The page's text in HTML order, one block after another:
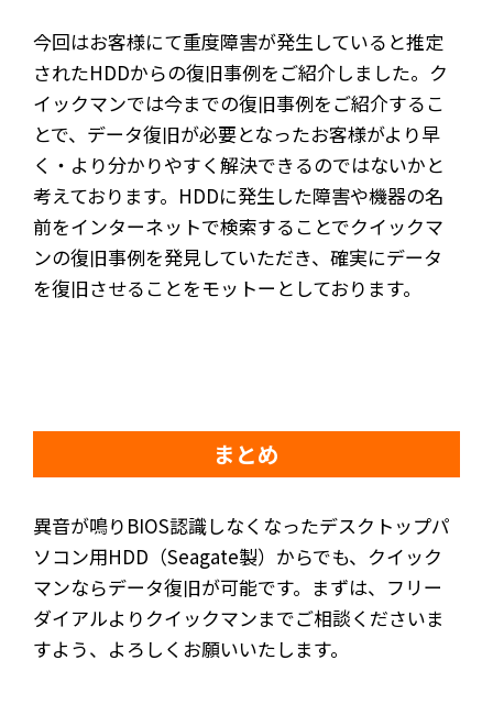
今回はお客様にて重度障害が発生していると推定
されたHDDからの復旧事例をご紹介しました。ク
イックマンでは今までの復旧事例をご紹介するこ
とで、データ復旧が必要となったお客様がより早
く・より分かりやすく解決できるのではないかと
考えております。HDDに発生した障害や機器の名
前をインターネットで検索することでクイックマ
ンの復旧事例を発見していただき、確実にデータ
を復旧させることをモットーとしております。
まとめ
異音が鳴りBIOS認識しなくなったデスクトップパ
ソコン用HDD（Seagate製）からでも、クイック
マンならデータ復旧が可能です。まずは、フリー
ダイアルよりクイックマンまでご相談くださいま
すよう、よろしくお願いいたします。